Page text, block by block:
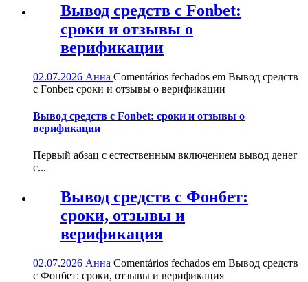
Вывод средств с Fonbet:
сроки и отзывы о
верификации
02.07.2026 Анна Comentários fechados em Вывод средств
с Fonbet: сроки и отзывы о верификации
Вывод средств с Fonbet: сроки и отзывы о
верификации
Первый абзац с естественным включением вывод денег
с...
Вывод средств с Фонбет:
сроки, отзывы и
верификация
02.07.2026 Анна Comentários fechados em Вывод средств
с Фонбет: сроки, отзывы и верификация